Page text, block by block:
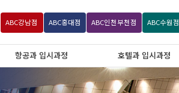
ABC강남점 ABC홍대점 ABC인천부천점 ABC수원점
항공과 입시과정 호텔과 입시과정